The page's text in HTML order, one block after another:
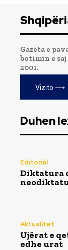
Gazeta e
botimin e
2001.
Vizito ⟶
Duhen
Editorial
Diktatura
Aktualitet
Ujërat e
edhe urat